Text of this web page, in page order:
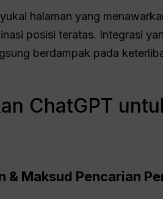
halaman yang
posisi teratas. Integrasi
berdampak pada
ChatGPT
& Maksud Pencarian